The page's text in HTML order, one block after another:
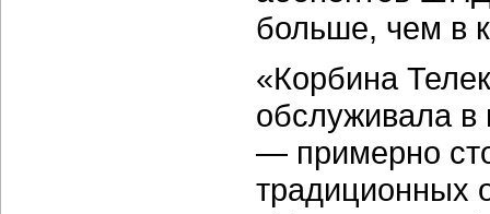
больше, чем в
«Корбина
обслуживала в
— примерно
традиционных